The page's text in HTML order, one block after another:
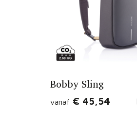
Bobby Sling
vanaf € 45,54